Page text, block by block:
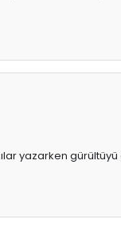
yazarken